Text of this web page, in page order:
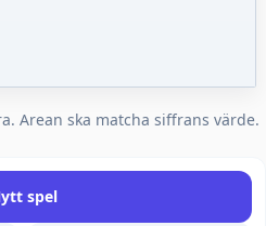
Arean ska matcha siffrans värde.
spel